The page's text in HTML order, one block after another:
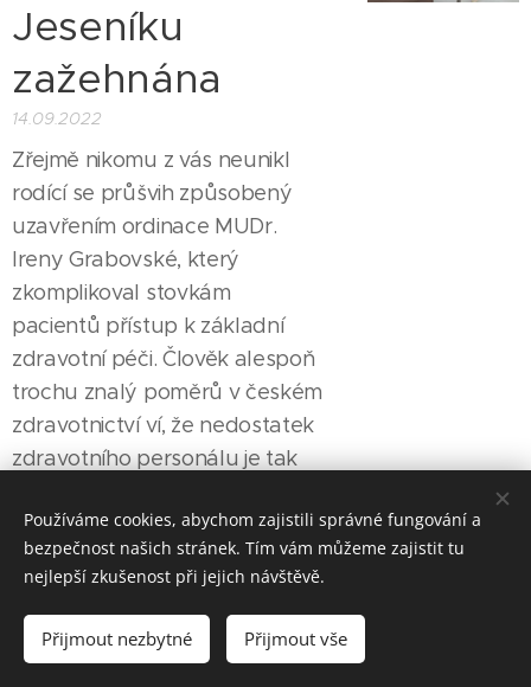
Jeseníku
zažehnána
14.09.2022
Zřejmě nikomu z vás neunikl
rodící se průšvih způsobený
uzavřením ordinace MUDr.
Ireny Grabovské, který
zkomplikoval stovkám
pacientů přístup k základní
zdravotní péči. Člověk alespoň
trochu znalý poměrů v českém
zdravotnictví ví, že nedostatek
zdravotního personálu je tak
tedy spousty otazníků, jak
rychle se podaří...
Nano novinka v
Používáme cookies, abychom zajistili správné fungování a
bezpečnost našich stránek. Tím vám můžeme zajistit tu
nejlepší zkušenost při jejich návštěvě.
Přijmout nezbytné Přijmout vše